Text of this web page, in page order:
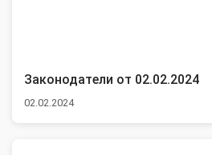
Законодатели от 02.02.2024
02.02.2024